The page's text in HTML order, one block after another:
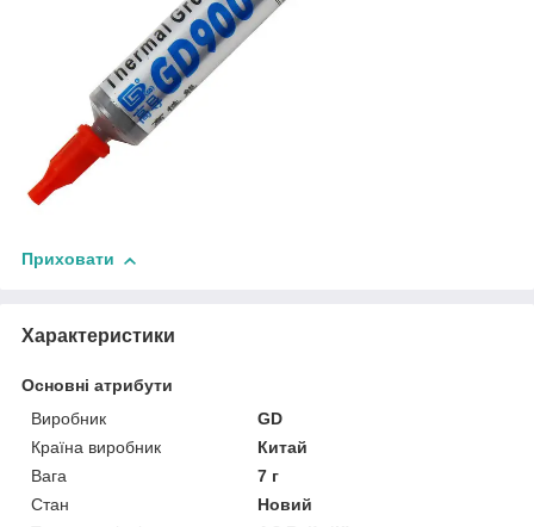
Приховати
Характеристики
Основні атрибути
Виробник
GD
Країна виробник
Китай
Вага
7 г
Стан
Новий